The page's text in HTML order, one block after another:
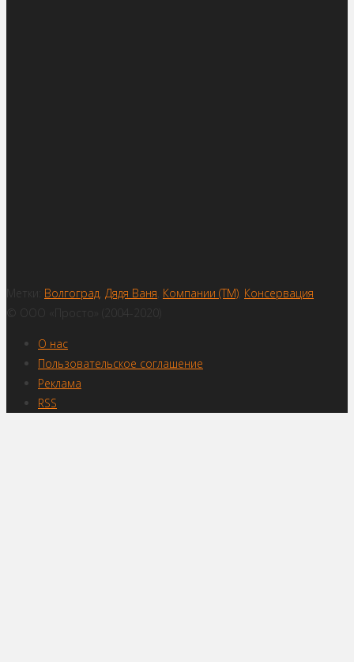
Метки: Волгоград Дядя Ваня Компании (ТМ) Консервация
© ООО «Просто» (2004-2020)
О нас
Пользовательское соглашение
Реклама
RSS